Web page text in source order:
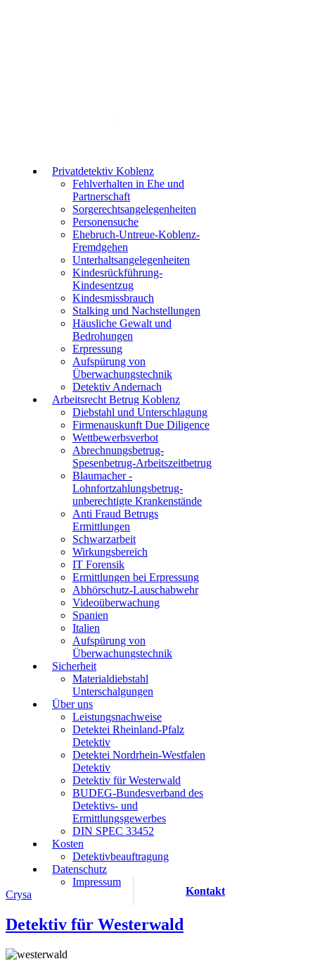
Privatdetektiv Koblenz
Fehlverhalten in Ehe und
Partnerschaft
Sorgerechtsangelegenheiten
Personensuche
Ehebruch-Untreue-Koblenz-
Fremdgehen
Unterhaltsangelegenheiten
Kindesrückführung-
Kindesentzug
Kindesmissbrauch
Stalking und Nachstellungen
Häusliche Gewalt und
Bedrohungen
Erpressung
Aufspürung von
Überwachungstechnik
Detektiv Andernach
Arbeitsrecht Betrug Koblenz
Diebstahl und Unterschlagung
Firmenauskunft Due Diligence
Wettbewerbsverbot
Abrechnungsbetrug-
Spesenbetrug-Arbeitszeitbetrug
Blaumacher -
Lohnfortzahlungsbetrug-
unberechtigte Krankenstände
Anti Fraud Betrugs
Ermittlungen
Schwarzarbeit
Wirkungsbereich
IT Forensik
Ermittlungen bei Erpressung
Abhörschutz-Lauschabwehr
Videoüberwachung
Spanien
Italien
Aufspürung von
Überwachungstechnik
Sicherheit
Materialdiebstahl
Unterschalgungen
Über uns
Leistungsnachweise
Detektei Rheinland-Pfalz
Detektiv
Detektei Nordrhein-Westfalen
Detektiv
Detektiv für Westerwald
BUDEG-Bundesverband des
Detektivs- und
Ermittlungsgewerbes
DIN SPEC 33452
Kosten
Detektivbeauftragung
Datenschutz
Impressum
Kontakt
Crysa
Detektiv für Westerwald